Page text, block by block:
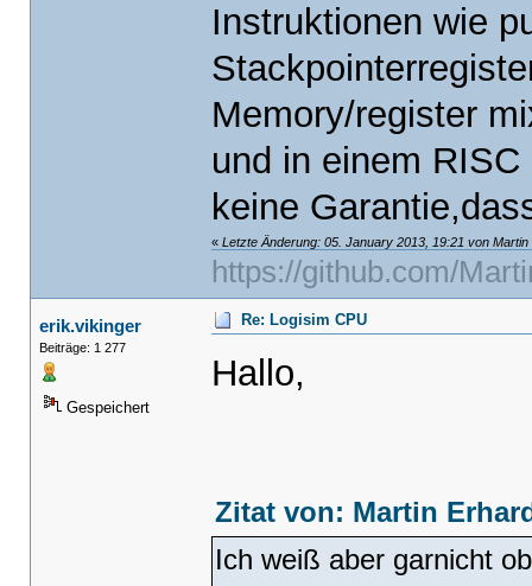
Instruktionen wie
Memory/register
und in einem
keine
« Letzte Änderung: 05. January 2013, 19:21 von Martin
https://github.com/
erik.vikinger
Beiträge: 1 277
Gespeichert
Re: Logisim CPU
Hallo,
Zitat von: Martin
Ich weiß aber garnicht